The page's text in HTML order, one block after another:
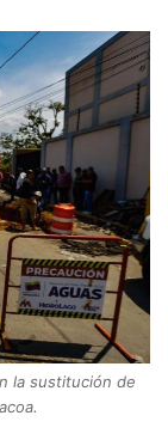
la sustitución de